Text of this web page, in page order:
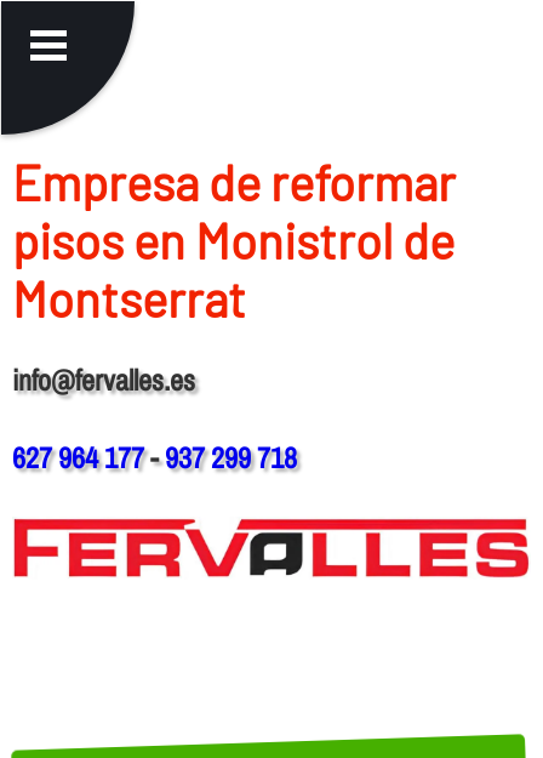
Empresa de reformar
pisos en Monistrol de
Montserrat
info@fervalles.es
627 964 177-937 299 718